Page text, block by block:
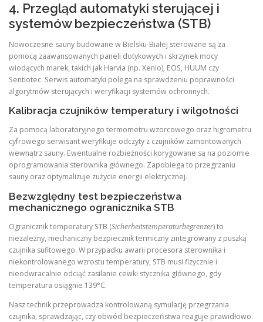
4. Przegląd automatyki sterującej i
systemów bezpieczeństwa (STB)
Nowoczesne sauny budowane w Bielsku-Białej sterowane są za
pomocą zaawansowanych paneli dotykowych i skrzynek mocy
wiodących marek, takich jak Harvia (np. Xenio), EOS, HUUM czy
Sentiotec. Serwis automatyki polega na sprawdzeniu poprawności
algorytmów sterujących i weryfikacji systemów ochronnych.
Kalibracja czujników temperatury i wilgotności
Za pomocą laboratoryjnego termometru wzorcowego oraz higrometru
cyfrowego serwisant weryfikuje odczyty z czujników zamontowanych
wewnątrz sauny. Ewentualne rozbieżności korygowane są na poziomie
oprogramowania sterownika głównego. Zapobiega to przegrzaniu
sauny oraz optymalizuje zużycie energii elektrycznej.
Bezwzględny test bezpieczeństwa
mechanicznego ogranicznika STB
Ogranicznik temperatury STB (Sicherheitstemperaturbegrenzer) to
niezależny, mechaniczny bezpiecznik termiczny zintegrowany z puszką
czujnika sufitowego. W przypadku awarii procesora sterownika i
niekontrolowanego wzrostu temperatury, STB musi fizycznie i
nieodwracalnie odciąć zasilanie cewki stycznika głównego, gdy
temperatura osiągnie 139°C.
Nasz technik przeprowadza kontrolowaną symulację przegrzania
czujnika, sprawdzając, czy obwód bezpieczeństwa reaguje prawidłowo.